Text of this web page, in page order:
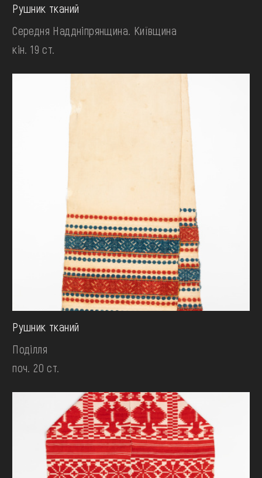
Рушник тканий
Середня Наддніпрянщина. Київщина
кін. 19 ст.
Рушник тканий
Поділля
поч. 20 ст.